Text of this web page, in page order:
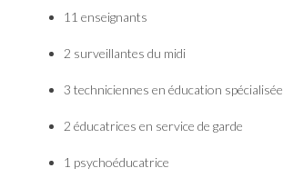
11 enseignants
2 surveillantes du midi
3 techniciennes en éducation spécialisée
2 éducatrices en service de garde
1 psychoéducatrice